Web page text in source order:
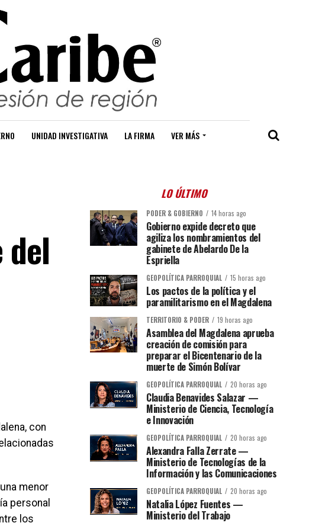
UNIDAD INVESTIGATIVA LA FIRMA VER MÁS
con
menor
personal
los
LO ÚLTIMO
PODER & GOBIERNO 14 horas ago
Gobierno expide decreto que
agiliza los nombramientos del
gabinete de Abelardo De la
Espriella
GEOPOLÍTICA PARROQUIAL 15 horas ago
Los pactos de la política y el
paramilitarismo en el Magdalena
TERRITORIO & PODER 19 horas ago
Asamblea del Magdalena aprueba
creación de comisión para
preparar el Bicentenario de la
muerte de Simón Bolívar
GEOPOLÍTICA PARROQUIAL 20 horas ago
Claudia Benavides Salazar —
Ministerio de Ciencia, Tecnología
e Innovación
GEOPOLÍTICA PARROQUIAL 20 horas ago
Alexandra Falla Zerrate —
Ministerio de Tecnologías de la
Información y las Comunicaciones
GEOPOLÍTICA PARROQUIAL 20 horas ago
Natalia López Fuentes —
Ministerio del Trabajo